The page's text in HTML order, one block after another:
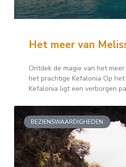
Het meer van
Ontdek de magie van het
het prachtige Kefalonia Op
Kefalonia ligt een verborgen
BEZIENSWAARDIGHEDEN